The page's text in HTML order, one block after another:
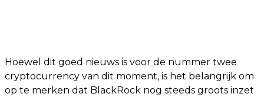
Hoewel dit goed nieuws is voor de nummer twee
cryptocurrency van dit moment, is het belangrijk om
op te merken dat BlackRock nog steeds groots inzet